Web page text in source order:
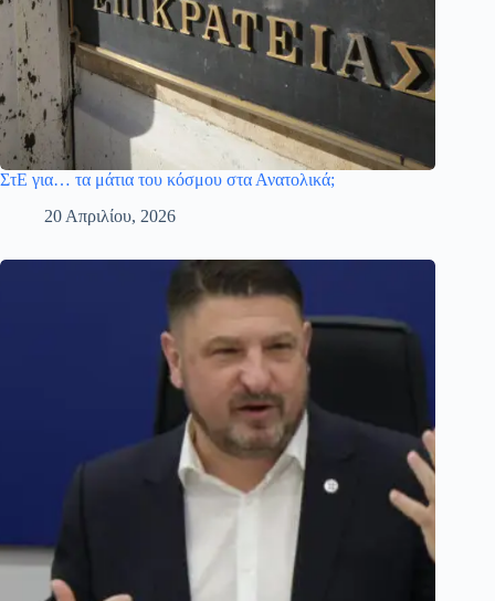
ΣτΕ για… τα μάτια του κόσμου στα Ανατολικά;
20 Απριλίου, 2026